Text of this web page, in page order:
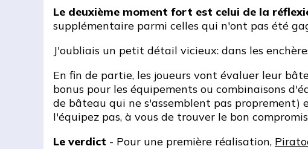
Le deuxième moment fort est celui de la
supplémentaire parmi celles qui n'ont pas été
J'oubliais un petit détail vicieux: dans les
En fin de partie, les joueurs vont évaluer leur
bonus pour les équipements ou combinaisons
de bâteau qui ne s'assemblent pas proprement)
l'équipez pas, à vous de trouver le bon
Le verdict - Pour une première réalisation,